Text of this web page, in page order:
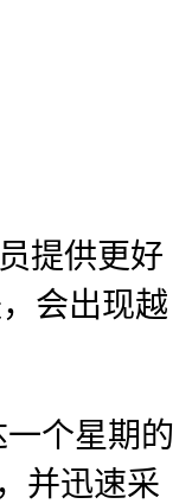
提供更好
会出现越
个星期的
并迅速采